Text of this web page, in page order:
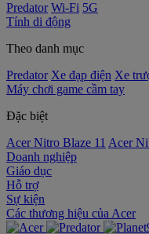
Predator Wi-Fi 5G
Tính di động
Theo danh mục
Predator Xe đạp điện Xe
Máy chơi game cầm tay
Đặc biệt
Acer Nitro Blaze 11 Acer
Doanh nghiệp
Giáo dục
Hỗ trợ
Sự kiện
‌Các thương hiệu của Acer